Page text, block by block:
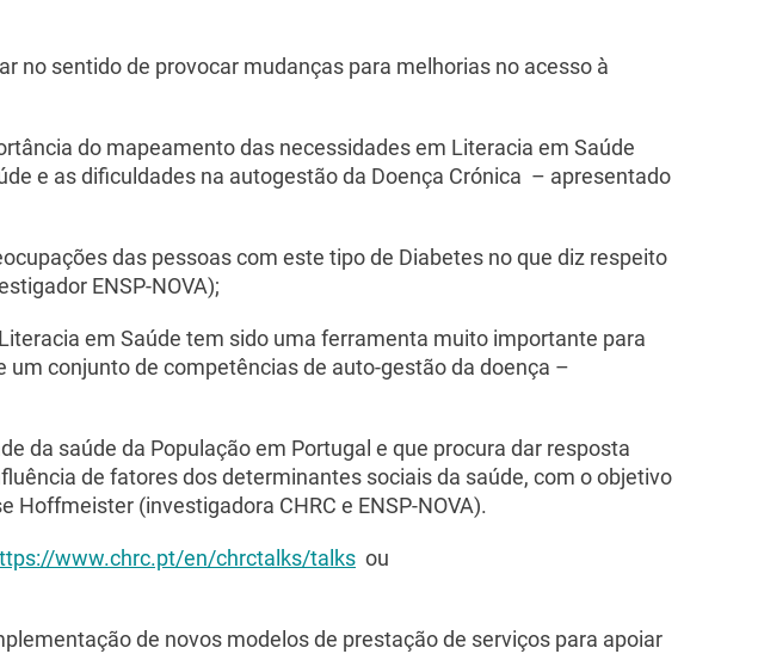
no sentido de provocar mudanças para melhorias no acesso à
do mapeamento das necessidades em Literacia em Saúde
e as dificuldades na autogestão da Doença Crónica – apresentado
das pessoas com este tipo de Diabetes no que diz respeito
ENSP-NOVA);
em Saúde tem sido uma ferramenta muito importante para
conjunto de competências de auto-gestão da doença –
da saúde da População em Portugal e que procura dar resposta
de fatores dos determinantes sociais da saúde, com o objetivo
(investigadora CHRC e ENSP-NOVA).
www.chrc.pt/en/chrctalks/talks ou
de novos modelos de prestação de serviços para apoiar